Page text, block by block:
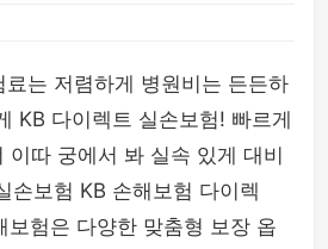
료는 저렴하게 병원비는 든든하
KB 다이렉트 실손보험! 빠르게
이따 궁에서 봐 실속 있게 대비
손보험 KB 손해보험 다이렉
보험은 다양한 맞춤형 보장 옵